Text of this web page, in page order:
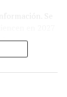
Se
aunque
del